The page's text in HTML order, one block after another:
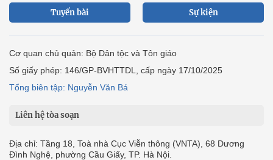
Tuyến bài Sự kiện
Cơ quan chủ quản: Bộ Dân tộc và Tôn giáo
Số giấy phép: 146/GP-BVHTTDL, cấp ngày 17/10/2025
Tổng biên tập: Nguyễn Văn Bá
Liên hệ tòa soạn
Địa chỉ: Tầng 18, Toà nhà Cục Viễn thông (VNTA), 68 Dương
Đình Nghệ, phường Cầu Giấy, TP. Hà Nội.